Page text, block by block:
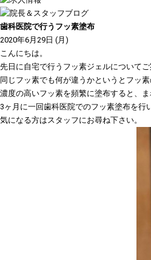
歯科医院で行うフッ素塗布
2020年6月29日 (月)
こんにちは。
先日に自宅で行うフッ素ジェルについて
同じフッ素でも何が違うかというとフッ
濃度の高いフッ素を頻繁に塗布すると、
3ヶ月に一回歯科医院でのフッ素塗布を行
気になる方はスタッフにお尋ね下さい。